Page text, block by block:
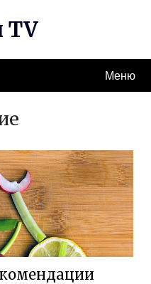
TV
Меню